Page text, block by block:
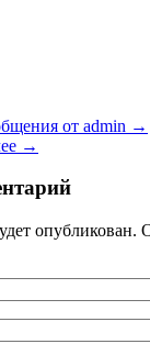
от admin →
→
опубликован.